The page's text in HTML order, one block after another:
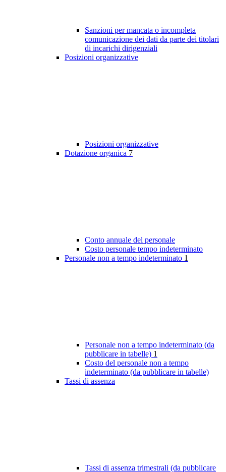
Sanzioni per mancata o incompleta
comunicazione dei dati da parte dei titolari
di incarichi dirigenziali
Posizioni organizzative
Posizioni organizzative
Dotazione organica 7
Conto annuale del personale
Costo personale tempo indeterminato
Personale non a tempo indeterminato 1
Personale non a tempo indeterminato (da
pubblicare in tabelle) 1
Costo del personale non a tempo
indeterminato (da pubblicare in tabelle)
Tassi di assenza
Tassi di assenza trimestrali (da pubblicare